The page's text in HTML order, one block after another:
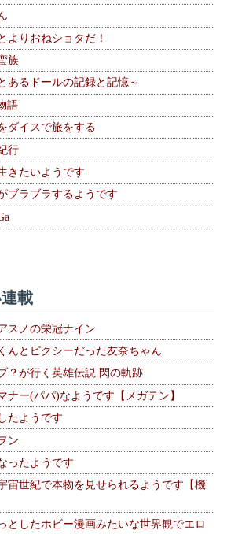
りおねショタだ！
族
るドールの記録と記憶～
語
ダイスで旅をする
行
きたいようです
ブラブラするようです
載
スノの栄冠ナイン
んとピクシーだった友奈ちゃん
？が行く英雄伝説 閃の軌跡
ナー(パパ)なようです【メガテン】
たようです
ン
ったようです
宙世紀で本物を見せられるようです【機
としたホビー漫画みたいな世界観でエロ